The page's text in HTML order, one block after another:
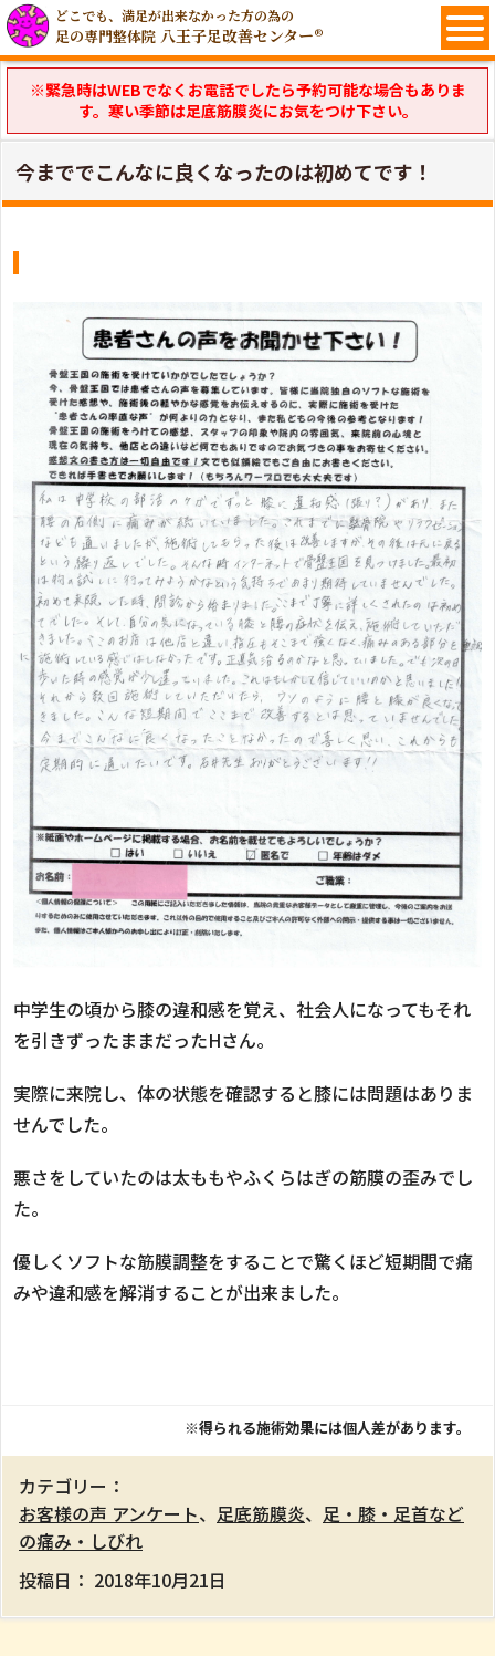
どこでも、満足が出来なかった方の為の
足の専門整体院 八王子足改善センター®
※緊急時はWEBでなくお電話でしたら予約可能な場合もありま
す。寒い季節は足底筋膜炎にお気をつけ下さい。
今まででこんなに良くなったのは初めてです！
中学生の頃から膝の違和感を覚え、社会人になってもそれ
を引きずったままだったHさん。
実際に来院し、体の状態を確認すると膝には問題はありま
せんでした。
悪さをしていたのは太ももやふくらはぎの筋膜の歪みでし
た。
優しくソフトな筋膜調整をすることで驚くほど短期間で痛
みや違和感を解消することが出来ました。
※得られる施術効果には個人差があります。
カテゴリー：
お客様の声 アンケート、 足底筋膜炎、 足・膝・足首など
の痛み・しびれ
投稿日： 2018年10月21日